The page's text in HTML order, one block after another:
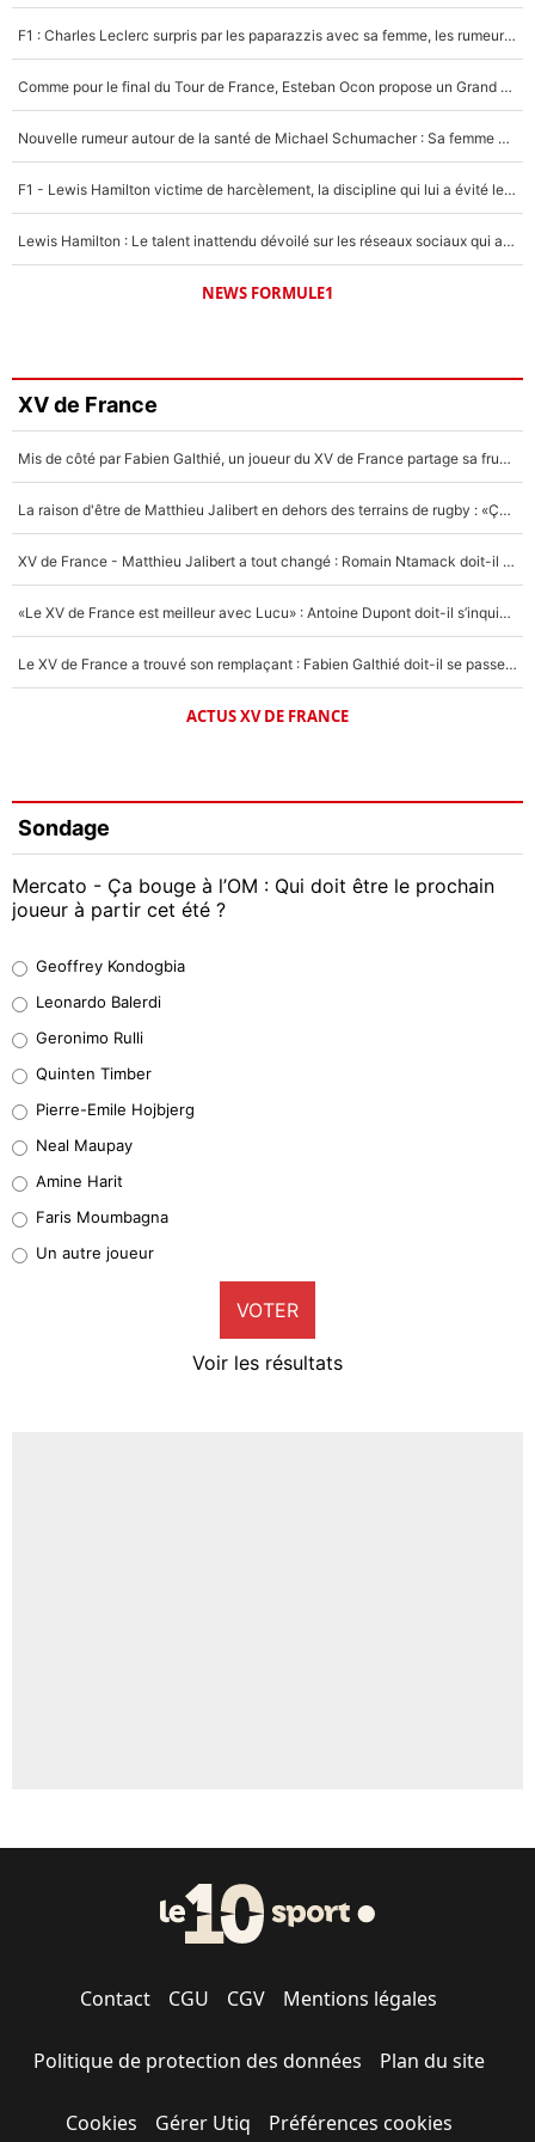
F1 : Charles Leclerc surpris par les paparazzis avec sa femme, les rumeurs étaient vraies !
Comme pour le final du Tour de France, Esteban Ocon propose un Grand Prix de Formule 1 à Paris : «Autour de l’Arc de Triomphe, ce serait génial» !
Nouvelle rumeur autour de la santé de Michael Schumacher : Sa femme Corinna sort du silence
F1 - Lewis Hamilton victime de harcèlement, la discipline qui lui a évité le pire : «J'aurais probablement mal tourné»
Lewis Hamilton : Le talent inattendu dévoilé sur les réseaux sociaux qui a impressionné Kim Kardashian pendant leurs vacances en amoureux !
NEWS FORMULE1
XV de France
Mis de côté par Fabien Galthié, un joueur du XV de France partage sa frustration : «ils ne me l’ont pas dit tout de suite»
La raison d'être de Matthieu Jalibert en dehors des terrains de rugby : «Ça m'atteint autant que si tu touches à un membre de ma famille»
XV de France - Matthieu Jalibert a tout changé : Romain Ntamack doit-il s’inquiéter pour sa place à un an de la Coupe du monde ?
«Le XV de France est meilleur avec Lucu» : Antoine Dupont doit-il s’inquiéter pour sa place ?
Le XV de France a trouvé son remplaçant : Fabien Galthié doit-il se passer d'Antoine Dupont ?
ACTUS XV DE FRANCE
Sondage
Mercato - Ça bouge à l’OM : Qui doit être le prochain
joueur à partir cet été ?
38%
32%
4%
1%
9%
Geoffrey Kondogbia
Leonardo Balerdi
Geronimo Rulli
Quinten Timber
Pierre-Emile Hojbjerg
Neal Maupay
Amine Harit
Faris Moumbagna
Un autre joueur
VOTER
Voir les résultats
Contact CGU CGV Mentions légales
Politique de protection des données Plan du site
Cookies Gérer Utiq Préférences cookies